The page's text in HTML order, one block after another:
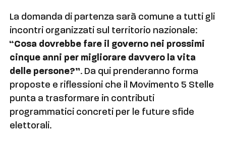
La domanda di partenza sarà comune a tutti gli
incontri organizzati sul territorio nazionale:
“Cosa dovrebbe fare il governo nei prossimi
cinque anni per migliorare davvero la vita
delle persone?”. Da qui prenderanno forma
proposte e riflessioni che il Movimento 5 Stelle
punta a trasformare in contributi
programmatici concreti per le future sfide
elettorali.